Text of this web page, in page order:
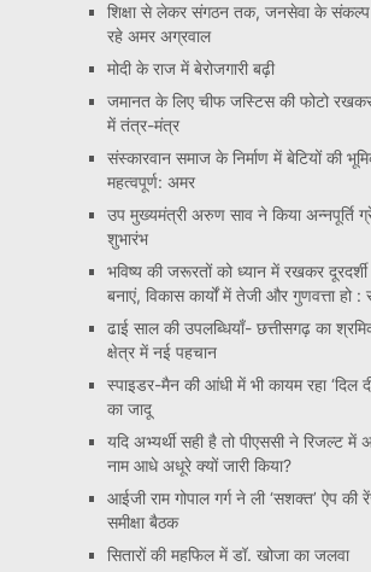
शिक्षा से लेकर संगठन तक, जनसेवा के
रहे अमर अग्रवाल
मोदी के राज में बेरोजगारी बढ़ी
जमानत के लिए चीफ जस्टिस की फोटो
में तंत्र-मंत्र
संस्कारवान समाज के निर्माण में बेटियों की
महत्वपूर्ण: अमर
उप मुख्यमंत्री अरुण साव ने किया अन्नपूर्ति
शुभारंभ
भविष्य की जरूरतों को ध्यान में रखकर दूरदर्शी
बनाएं, विकास कार्यों में तेजी और गुणवत्ता हो :
ढाई साल की उपलब्धियाँ- छत्तीसगढ़ का
क्षेत्र में नई पहचान
स्पाइडर-मैन की आंधी में भी कायम रहा ‘दिल
का जादू
यदि अभ्यर्थी सही है तो पीएससी ने रिजल्ट में
नाम आधे अधूरे क्यों जारी किया?
आईजी राम गोपाल गर्ग ने ली ‘सशक्त’ ऐप की
समीक्षा बैठक
सितारों की महफिल में डॉ. खोजा का जलवा